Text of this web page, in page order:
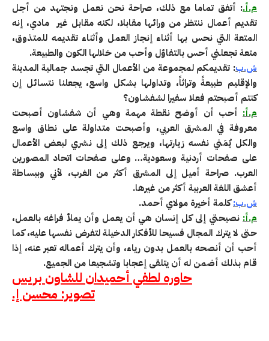
م.أ.: أتفق تماما مع ذلك، صراحة نحن نعمل ونجتهد من أجل
تقديم أعمال ننتظر من ورائها مقابلا، لكنه مقابل غير مادي، إنه
المتعة التي نحس بها أثناء إنجاز العمل وأثناء تقديمه للمتذوق،
متعة تجعلني أحس بالتفاؤل وأحب من خلالها الكون والطبيعة.
ش.ب: تقديمكم لمجموعة من الأعمال التي تجسد جمالية المدينة
والإقليم طبيعةً وتراثاً، وتداولها بشكل واسع، يجعلنا نتسائل إن
كنتم أصبحتم فعلا سفيرا لشفشاون؟
م.أ: أحب أن أوضح نقطة مهمة وهي أن شفشاون أصبحت
معروفة في المشرق العربي، وأصبحت متداولة على نطاق واسع
والكل يٌمَني نفسه زيارتها، ويرجع ذلك إلى نشري لبعض الأعمال
على صفحات أردنية وسعودية… وعلى صفحات اتحاد المصورين
العرب. صراحة أميل إلى المشرق أكثر من الغرب، لأني وببساطة
أعشق اللغة العربية أكثر من غيرها.
ش.ب:كلمة أخيرة مولاي أحمد.
م.أ: نصيحتي إلى كل إنسان هي أن يعمل وأن يملأ فراغه بالعمل،
حتى لا يترك المجال فسيحا للأفكار الدخيلة لتفرض نفسها عليه، كما
أحب أن أنصحه بالعمل بدون رياء، وأن يترك أعماله تعبر عنه، إذا
قام بذلك أضمن له أن يتلقى إعجابا وتشجيعا من الجميع.
حاوره لطفي أحميدان للشاون بريس
تصوير: محسن إ.